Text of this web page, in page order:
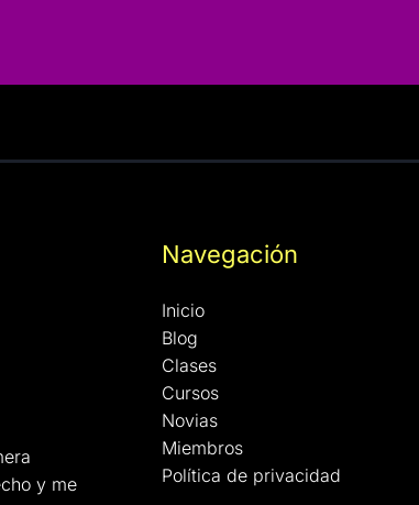
y me
Navegación
Inicio
Blog
Clases
Cursos
Novias
Miembros
Política de privacidad